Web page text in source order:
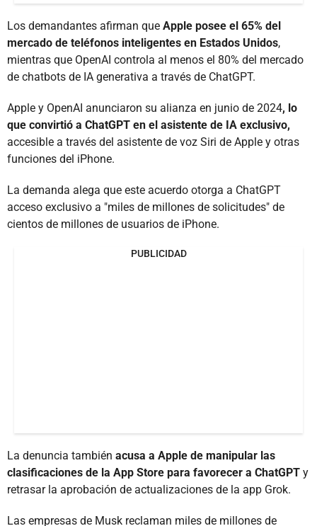
Los demandantes afirman que Apple posee el 65% del
mercado de teléfonos inteligentes en Estados Unidos,
mientras que OpenAI controla al menos el 80% del mercado
de chatbots de IA generativa a través de ChatGPT.
Apple y OpenAI anunciaron su alianza en junio de 2024, lo
que convirtió a ChatGPT en el asistente de IA exclusivo,
accesible a través del asistente de voz Siri de Apple y otras
funciones del iPhone.
La demanda alega que este acuerdo otorga a ChatGPT
acceso exclusivo a "miles de millones de solicitudes" de
cientos de millones de usuarios de iPhone.
PUBLICIDAD
La denuncia también acusa a Apple de manipular las
clasificaciones de la App Store para favorecer a ChatGPT y
retrasar la aprobación de actualizaciones de la app Grok.
Las empresas de Musk reclaman miles de millones de